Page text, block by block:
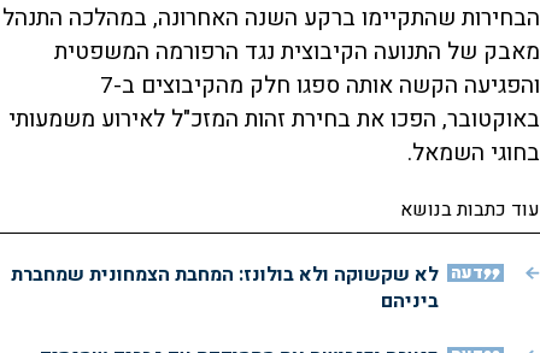
הבחירות שהתקיימו ברקע השנה האחרונה, במהלכה התנהל
מאבק של התנועה הקיבוצית נגד הרפורמה המשפטית
והפגיעה הקשה אותה ספגו חלק מהקיבוצים ב-7
באוקטובר, הפכו את בחירת זהות המזכ"ל לאירוע משמעותי
בחוגי השמאל.
עוד כתבות בנושא
דעה לא שקשוקה ולא בולונז: המחבת הצמחונית שמחברת
ביניהם